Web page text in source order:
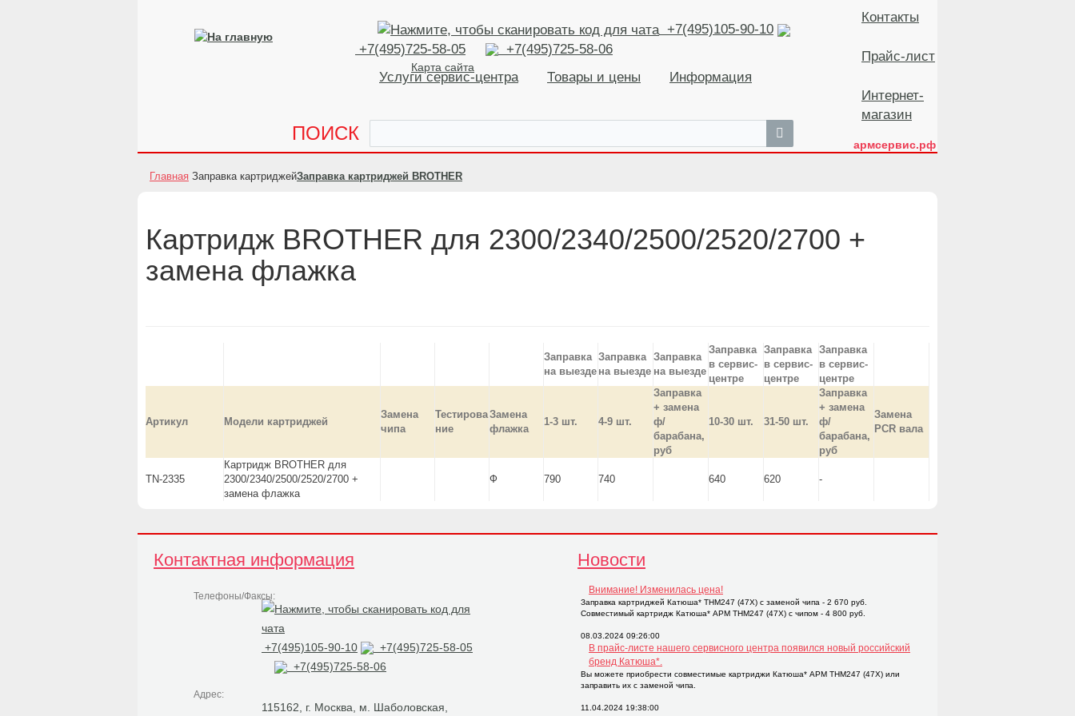
+7(495)105-90-10
+7(495)725-58-05
+7(495)725-58-06
Карта сайта
Услуги сервис-центра Товары и цены Информация
ПОИСК
Контакты
Прайс-лист
Интернет-
магазин
армсервис.рф
Главная Заправка картриджейЗаправка картриджей BROTHER
Картридж BROTHER для 2300/2340/2500/2520/2700 +
замена флажка
Заправка
на выезде
Заправка
на выезде
Заправка
на выезде
Заправка
в сервис-
центре
Заправка
в сервис-
центре
Заправка
в сервис-
центре
Артикул Модели картриджей
Замена
чипа
Тестирова
ние
Замена
флажка
1-3 шт. 4-9 шт.
Заправка
+ замена
ф/
барабана,
руб
10-30 шт. 31-50 шт.
Заправка
+ замена
ф/
барабана,
руб
Замена
PCR вала
TN-2335
Картридж BROTHER для
2300/2340/2500/2520/2700 +
замена флажка
Ф 790 740 640 620 -
Новости
Внимание! Изменилась цена!
Заправка картриджей Катюша* THM247 (47X) с заменой чипа - 2 670 руб.
Совместимый картридж Катюша* APM THM247 (47X) с чипом - 4 800 руб.
08.03.2024 09:26:00
В прайс-листе нашего сервисного центра появился новый российский
бренд Катюша*.
Вы можете приобрести совместимые картриджи Катюша* APM THM247 (47X) или
заправить их с заменой чипа.
11.04.2024 19:38:00
Контактная информация
Телефоны/Факсы:
+7(495)105-90-10
+7(495)725-58-05
+7(495)725-58-06
Адрес:
115162, г. Москва, м. Шаболовская,